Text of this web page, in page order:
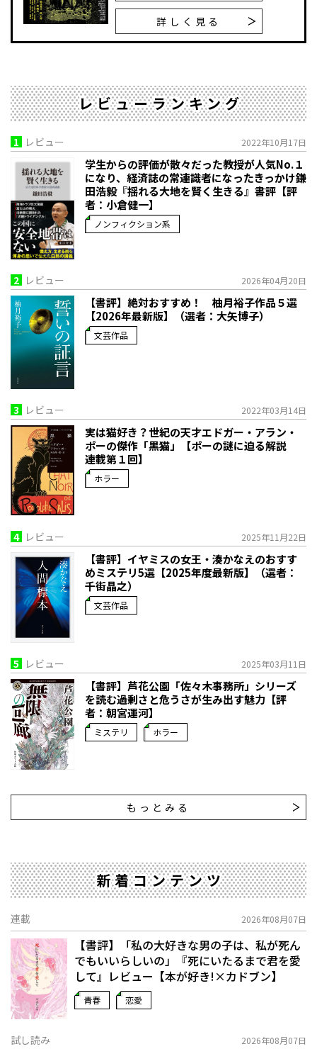
詳しく見る
レビューランキング
1 レビュー 2022年10月17日
学生からの評価が散々だった教授が人気No.１
になり、経済誌の常連識者になったきっかけ――鎌
田浩毅『揺れる大地を賢く生きる』書評【評
者：小倉健一】
ノンフィクション系
2 レビュー 2026年04月20日
【書評】絶対おすすめ！ 柚月裕子作品５選
【2026年最新版】（選者：大矢博子）
文芸作品
3 レビュー 2022年03月14日
実は猫好き？世紀の天才エドガー・アラン・
ポーの傑作「黒猫」【ポーの謎に迫る解説
連載第１回】
ホラー
4 レビュー 2025年11月22日
【書評】イヤミスの女王・湊かなえのおすす
めミステリ5選【2025年度最新版】（選者：
千街晶之）
文芸作品
5 レビュー 2025年03月11日
【書評】芦花公園「佐々木事務所」シリーズ
を読む――過剰さと危うさが生み出す魅力【評
者：朝宮運河】
ミステリ ホラー
もっとみる
新着コンテンツ
連載 2026年08月07日
【書評】「私の大好きな男の子は、私が死ん
でもいいらしいの」――『死にいたるまで君を愛
して』レビュー【本が好き!×カドブン】
青春 恋愛
試し読み 2026年08月07日